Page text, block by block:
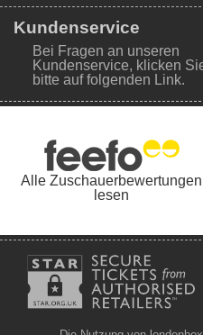
Kundenservice
Bei Fragen an unseren
Kundenservice, klicken
bitte auf folgenden Link.
Alle Zuschauerbewertungen
lesen